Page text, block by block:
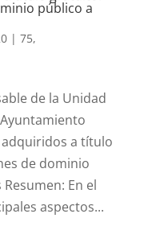
público a
| 75,
de la Unidad
a título
de dominio
En el
aspectos...